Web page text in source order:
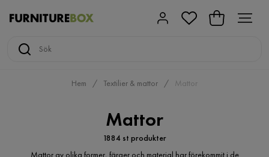
Hem Textilier & mattor Mattor
Mattor
1884 st produkter
Mattor av olika former, färger och material har förekommit i de